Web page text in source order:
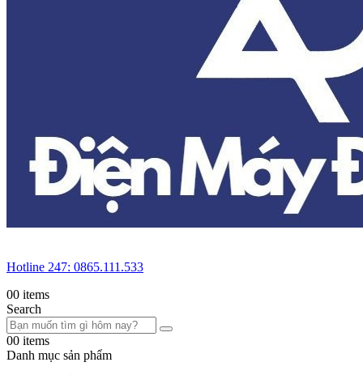
Hotline 247: 0865.111.533
00 items
Search
00 items
Danh mục sản phẩm